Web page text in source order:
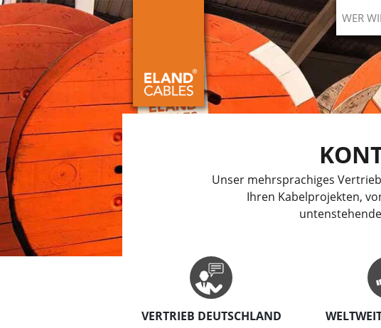
WER
Unser mehrsprachiges
Ihren Kabelprojekten,
VERTRIEB DEUTSCHLAND